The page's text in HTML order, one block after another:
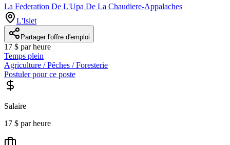
La Federation De L'Upa De La Chaudiere-Appalaches
L'Islet
Partager l'offre d'emploi
17 $ par heure
Temps plein
Agriculture / Pêches / Foresterie
Postuler pour ce poste
Salaire
17 $ par heure